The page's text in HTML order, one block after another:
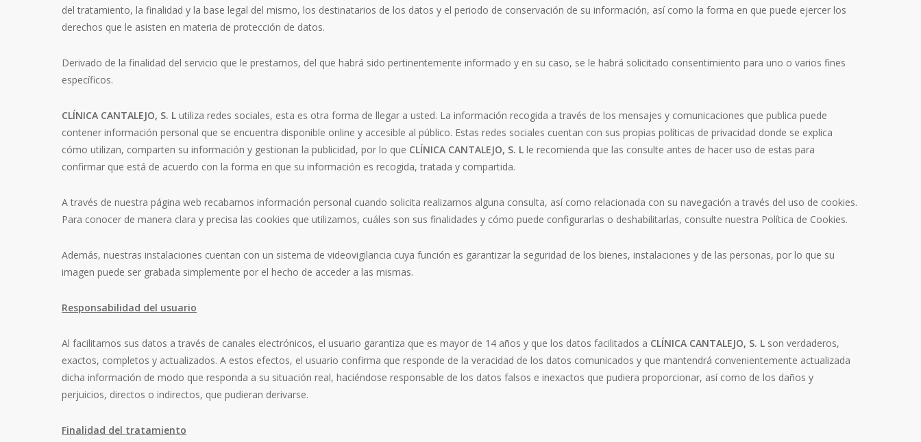
del tratamiento, la finalidad y la base legal del mismo, los destinatarios de los datos y el periodo de conservación de su información, así como la forma en que puede ejercer los
derechos que le asisten en materia de protección de datos.
Derivado de la finalidad del servicio que le prestamos, del que habrá sido pertinentemente informado y en su caso, se le habrá solicitado consentimiento para uno o varios fines
específicos.
CLÍNICA CANTALEJO, S. L utiliza redes sociales, esta es otra forma de llegar a usted. La información recogida a través de los mensajes y comunicaciones que publica puede
contener información personal que se encuentra disponible online y accesible al público. Estas redes sociales cuentan con sus propias políticas de privacidad donde se explica
cómo utilizan, comparten su información y gestionan la publicidad, por lo que CLÍNICA CANTALEJO, S. L le recomienda que las consulte antes de hacer uso de estas para
confirmar que está de acuerdo con la forma en que su información es recogida, tratada y compartida.
A través de nuestra página web recabamos información personal cuando solicita realizarnos alguna consulta, así como relacionada con su navegación a través del uso de cookies.
Para conocer de manera clara y precisa las cookies que utilizamos, cuáles son sus finalidades y cómo puede configurarlas o deshabilitarlas, consulte nuestra Política de Cookies.
Además, nuestras instalaciones cuentan con un sistema de videovigilancia cuya función es garantizar la seguridad de los bienes, instalaciones y de las personas, por lo que su
imagen puede ser grabada simplemente por el hecho de acceder a las mismas.
Responsabilidad del usuario
Al facilitarnos sus datos a través de canales electrónicos, el usuario garantiza que es mayor de 14 años y que los datos facilitados a CLÍNICA CANTALEJO, S. L son verdaderos,
exactos, completos y actualizados. A estos efectos, el usuario confirma que responde de la veracidad de los datos comunicados y que mantendrá convenientemente actualizada
dicha información de modo que responda a su situación real, haciéndose responsable de los datos falsos e inexactos que pudiera proporcionar, así como de los daños y
perjuicios, directos o indirectos, que pudieran derivarse.
Finalidad del tratamiento